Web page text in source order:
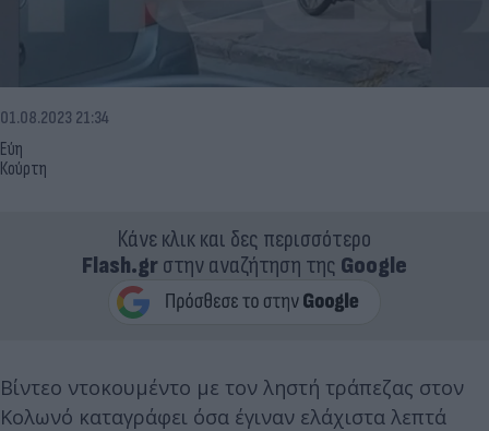
Εύη
Κούρτη
01.08.2023 21:34
Κάνε κλικ και δες περισσότερο
Flash.grστην αναζήτηση της Google
Βίντεο ντοκουμέντο με τον ληστή τράπεζας στον
Κολωνό καταγράφει όσα έγιναν ελάχιστα λεπτά